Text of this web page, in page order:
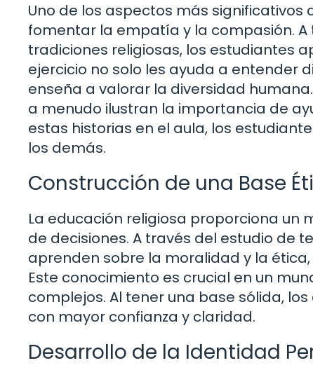
Uno de los aspectos más
fomentar la empatía y la compasión.
tradiciones religiosas, los estudiantes
ejercicio no solo les ayuda a entender
enseña a valorar la diversidad
a menudo ilustran la importancia de
estas historias en el aula, los
los demás.
Construcción de una Base
La educación religiosa proporciona un
de decisiones. A través del estudio de
aprenden sobre la moralidad y la
Este conocimiento es crucial en un
complejos. Al tener una base sólida,
con mayor confianza y claridad.
Desarrollo de la Identidad